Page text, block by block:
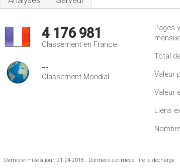
4 176 981
Classement en France
--
Classement Mondial
Pages
Total
Valeur
Valeur
Liens
Dernière mise à jour: 21-04-2018 . Données estimées, lire la décharge.